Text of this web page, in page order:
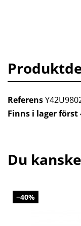
Referens
Finns i lager först
Du
−40%